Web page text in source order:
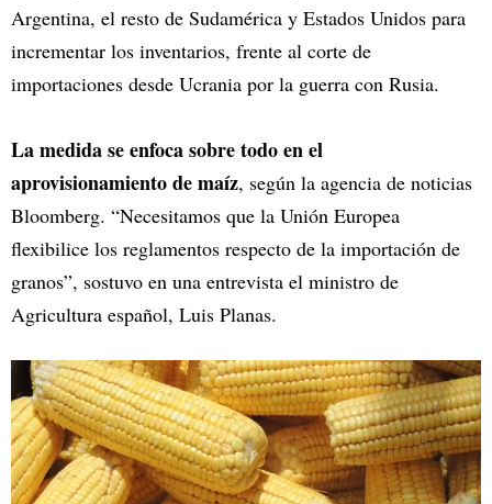
Argentina, el resto de Sudamérica y Estados Unidos para
incrementar los inventarios, frente al corte de
importaciones desde Ucrania por la guerra con Rusia.
La medida se enfoca sobre todo en el
aprovisionamiento de maíz, según la agencia de noticias
Bloomberg. “Necesitamos que la Unión Europea
flexibilice los reglamentos respecto de la importación de
granos”, sostuvo en una entrevista el ministro de
Agricultura español, Luis Planas.